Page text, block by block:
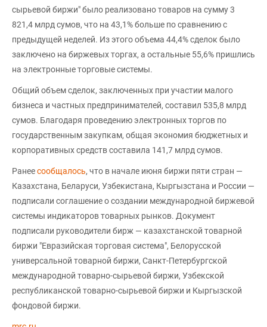
сырьевой биржи" было реализовано товаров на сумму 3
821,4 млрд сумов, что на 43,1% больше по сравнению с
предыдущей неделей. Из этого объема 44,4% сделок было
заключено на биржевых торгах, а остальные 55,6% пришлись
на электронные торговые системы.
Общий объем сделок, заключенных при участии малого
бизнеса и частных предпринимателей, составил 535,8 млрд
сумов. Благодаря проведению электронных торгов по
государственным закупкам, общая экономия бюджетных и
корпоративных средств составила 141,7 млрд сумов.
Ранеесообщалось, что в начале июня биржи пяти стран —
Казахстана, Беларуси, Узбекистана, Кыргызстана и России —
подписали соглашение о создании международной биржевой
системы индикаторов товарных рынков. Документ
подписали руководители бирж — казахстанской товарной
биржи "Евразийская торговая система", Белорусской
универсальной товарной биржи, Санкт-Петербургской
международной товарно-сырьевой биржи, Узбекской
республиканской товарно-сырьевой биржи и Кыргызской
фондовой биржи.